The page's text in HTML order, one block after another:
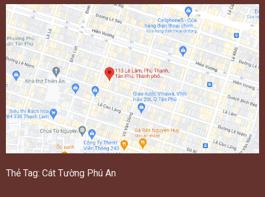
Thẻ Tag: Cát Tường Phú An